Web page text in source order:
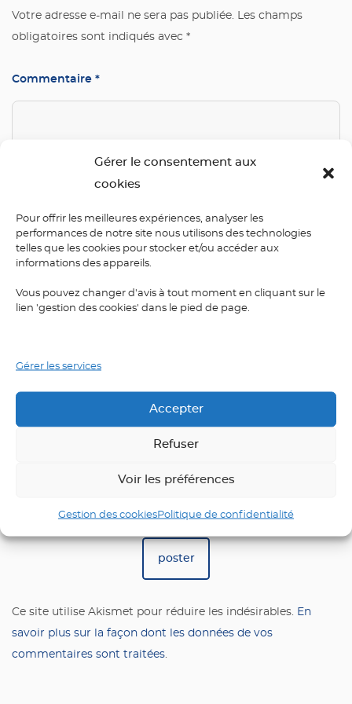
Gérer le consentement aux
cookies
Pour offrir les meilleures expériences, analyser les
performances de notre site nous utilisons des technologies
telles que les cookies pour stocker et/ou accéder aux
informations des appareils.
Vous pouvez changer d'avis à tout moment en cliquant sur le
lien 'gestion des cookies' dans le pied de page.
Gérer les services
Accepter
Refuser
Voir les préférences
Gestion des cookiesPolitique de confidentialité
Votre adresse e-mail ne sera pas publiée. Les champs
obligatoires sont indiqués avec *
Commentaire *
Nom *
Saisissez votre réponse en chiffres
Ce site utilise Akismet pour réduire les indésirables. En
savoir plus sur la façon dont les données de vos
commentaires sont traitées.